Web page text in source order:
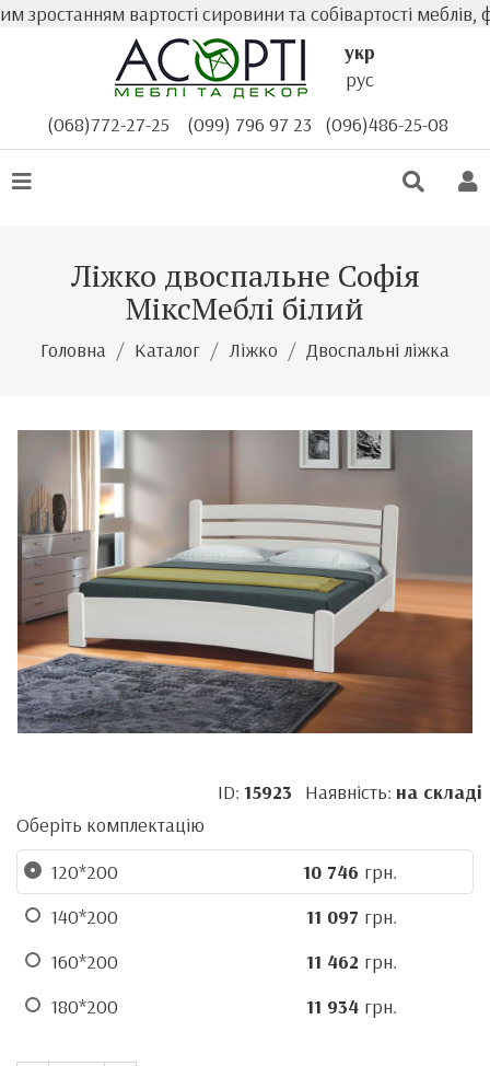
вартості сировини та собівартості меблів,
укр
рус
(068)772-27-25
(099) 796 97 23 (096)486-25-08
Ліжко двоспальне Софія
МіксМеблі білий
Головна Каталог Ліжко Двоспальні ліжка
ID: 15923 Наявність: на складі
Оберіть комплектацію
120*200
10 746 грн.
140*200
11 097 грн.
160*200
11 462 грн.
180*200
11 934 грн.